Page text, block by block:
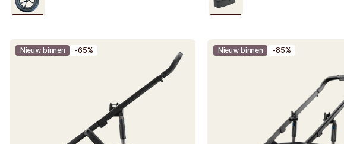
goed
/
Zwart
Nieuw binnen -65% Nieuw binnen -85%